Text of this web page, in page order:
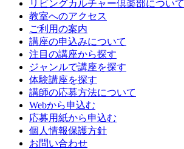
リビングカルチャー倶楽部について
教室へのアクセス
ご利用の案内
講座の申込みについて
注目の講座から探す
ジャンルで講座を探す
体験講座を探す
講師の応募方法について
Webから申込む
応募用紙から申込む
個人情報保護方針
お問い合わせ